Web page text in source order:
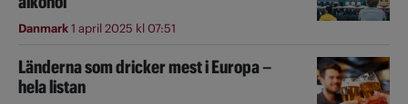
Danmark1 april 2025 kl 07:51
Länderna som dricker mest i Europa –
hela listan